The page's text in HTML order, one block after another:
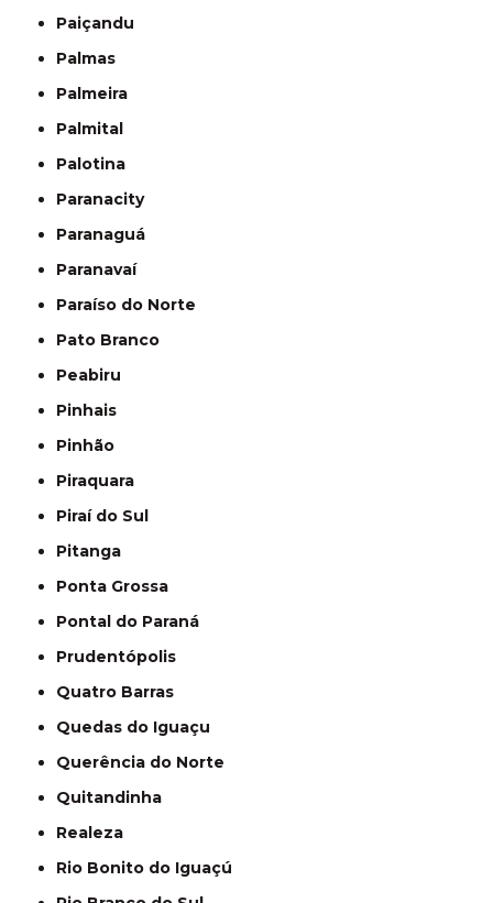
Paiçandu
Palmas
Palmeira
Palmital
Palotina
Paranacity
Paranaguá
Paranavaí
Paraíso do Norte
Pato Branco
Peabiru
Pinhais
Pinhão
Piraquara
Piraí do Sul
Pitanga
Ponta Grossa
Pontal do Paraná
Prudentópolis
Quatro Barras
Quedas do Iguaçu
Querência do Norte
Quitandinha
Realeza
Rio Bonito do Iguaçú